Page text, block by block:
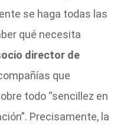
se haga todas las
qué necesita
director de
que
todo “sencillez en
Precisamente, la